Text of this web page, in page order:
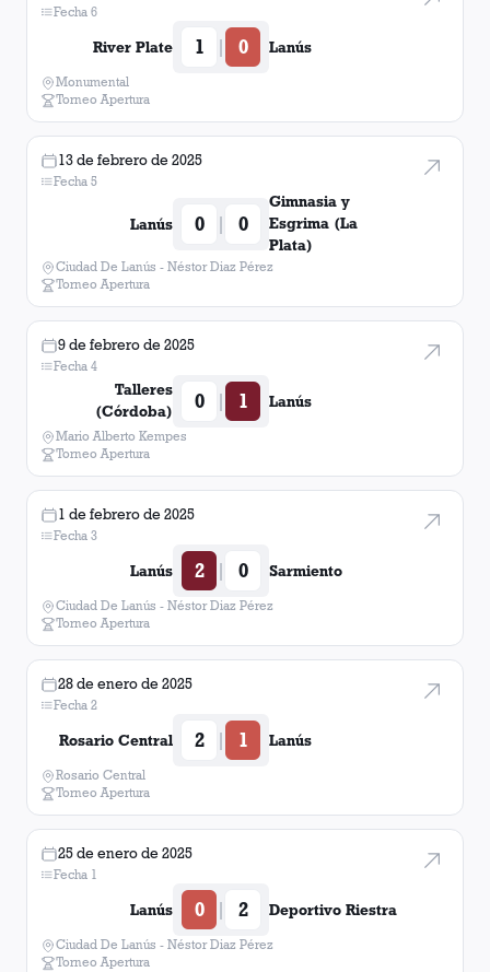
Fecha 6
River Plate 1 | 0 Lanús
Monumental
Torneo Apertura
13 de febrero de 2025
Fecha 5
Lanús 0 | 0
Gimnasia y
Esgrima (La
Plata)
Ciudad De Lanús - Néstor Diaz Pérez
Torneo Apertura
9 de febrero de 2025
Fecha 4
Talleres
(Córdoba)
0 | 1 Lanús
Mario Alberto Kempes
Torneo Apertura
1 de febrero de 2025
Fecha 3
Lanús 2 | 0 Sarmiento
Ciudad De Lanús - Néstor Diaz Pérez
Torneo Apertura
28 de enero de 2025
Fecha 2
Rosario Central 2 | 1 Lanús
Rosario Central
Torneo Apertura
25 de enero de 2025
Fecha 1
Lanús 0 | 2 Deportivo Riestra
Ciudad De Lanús - Néstor Diaz Pérez
Torneo Apertura